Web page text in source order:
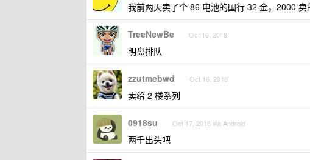
我前两天卖了个 86 电池的国行 32 金，2000
TreeNewBe Oct 16, 2018
明盘排队
zzutmebwd Oct 16, 2018
卖给 2 楼系列
0918su Oct 17, 2018 via Android
两千出头吧